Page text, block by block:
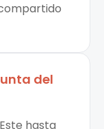
del
hasta